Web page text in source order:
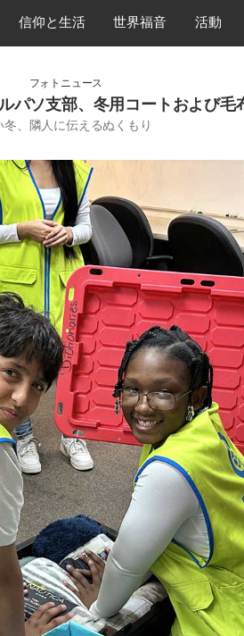
​信仰と生活 世界福音 活動
フォトニュース
パソ支部、冬用コートおよび毛
冬、隣人に伝えるぬくもり